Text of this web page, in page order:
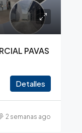
PAVAS
Detalles
2 semanas ago